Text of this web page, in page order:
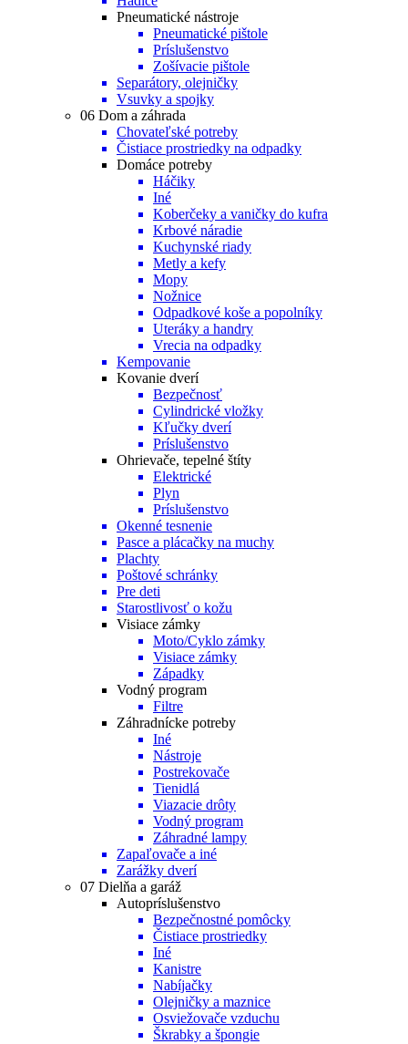
Pneumatické nástroje
Pneumatické pištole
Príslušenstvo
Zošívacie pištole
Separátory, olejničky
Vsuvky a spojky
06 Dom a záhrada
Chovateľské potreby
Čistiace prostriedky na odpadky
Domáce potreby
Háčiky
Iné
Koberčeky a vaničky do kufra
Krbové náradie
Kuchynské riady
Metly a kefy
Mopy
Nožnice
Odpadkové koše a popolníky
Uteráky a handry
Vrecia na odpadky
Kempovanie
Kovanie dverí
Bezpečnosť
Cylindrické vložky
Kľučky dverí
Príslušenstvo
Ohrievače, tepelné štíty
Elektrické
Plyn
Príslušenstvo
Okenné tesnenie
Pasce a plácačky na muchy
Plachty
Poštové schránky
Pre deti
Starostlivosť o kožu
Visiace zámky
Moto/Cyklo zámky
Visiace zámky
Západky
Vodný program
Filtre
Záhradnícke potreby
Iné
Nástroje
Postrekovače
Tienidlá
Viazacie drôty
Vodný program
Záhradné lampy
Zapaľovače a iné
Zarážky dverí
07 Dielňa a garáž
Autopríslušenstvo
Bezpečnostné pomôcky
Čistiace prostriedky
Iné
Kanistre
Nabíjačky
Olejničky a maznice
Osviežovače vzduchu
Škrabky a špongie